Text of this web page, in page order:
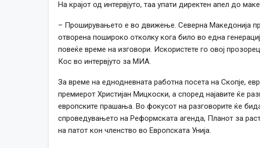
На крајот од интервјуто, таа упати директен апел до
– Проширувањето е во движење. Северна Македонија
отворена пошироко отколку кога било во една
повеќе време на изговори. Искористете го овој
Кос во интервјуто за МИА.
За време на еднодневната работна посета на Скопје,
премиерот Христијан Мицкоски, а според најавите ќе
европските прашања. Во фокусот на разговорите ќе
спроведувањето на Реформската агенда, Планот за
на патот кон членство во Европската Унија.